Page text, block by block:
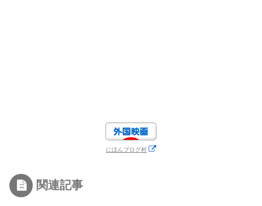
にほんブログ村
関連記事